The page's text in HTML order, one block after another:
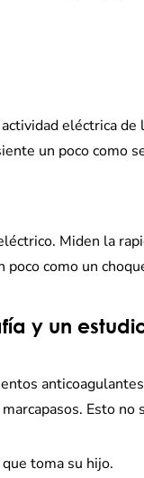
eléctrica
un poco como
Miden la
como un
y un
Esto
toma su hijo.